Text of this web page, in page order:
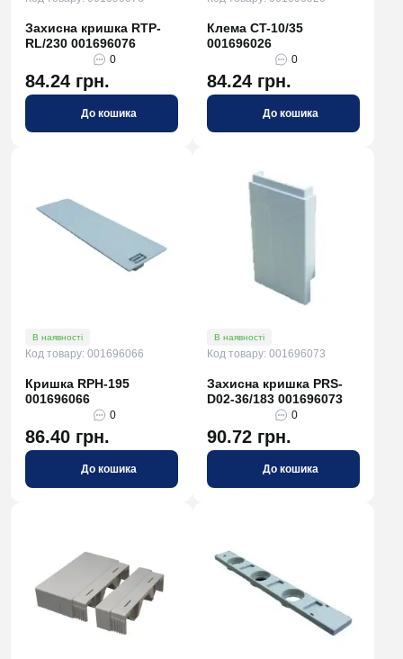
Захисна кришка RTP-
RL/230 001696076
0
84.24 грн.
До кошика
Клема CT-10/35
001696026
0
84.24 грн.
До кошика
В наявності
Код товару: 001696066
Кришка RPH-195
001696066
0
86.40 грн.
До кошика
В наявності
Код товару: 001696073
Захисна кришка PRS-
D02-36/183 001696073
0
90.72 грн.
До кошика